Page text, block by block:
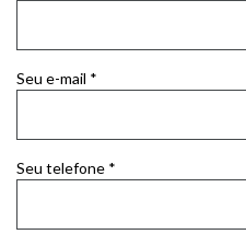
Seu e-mail *
Seu telefone *